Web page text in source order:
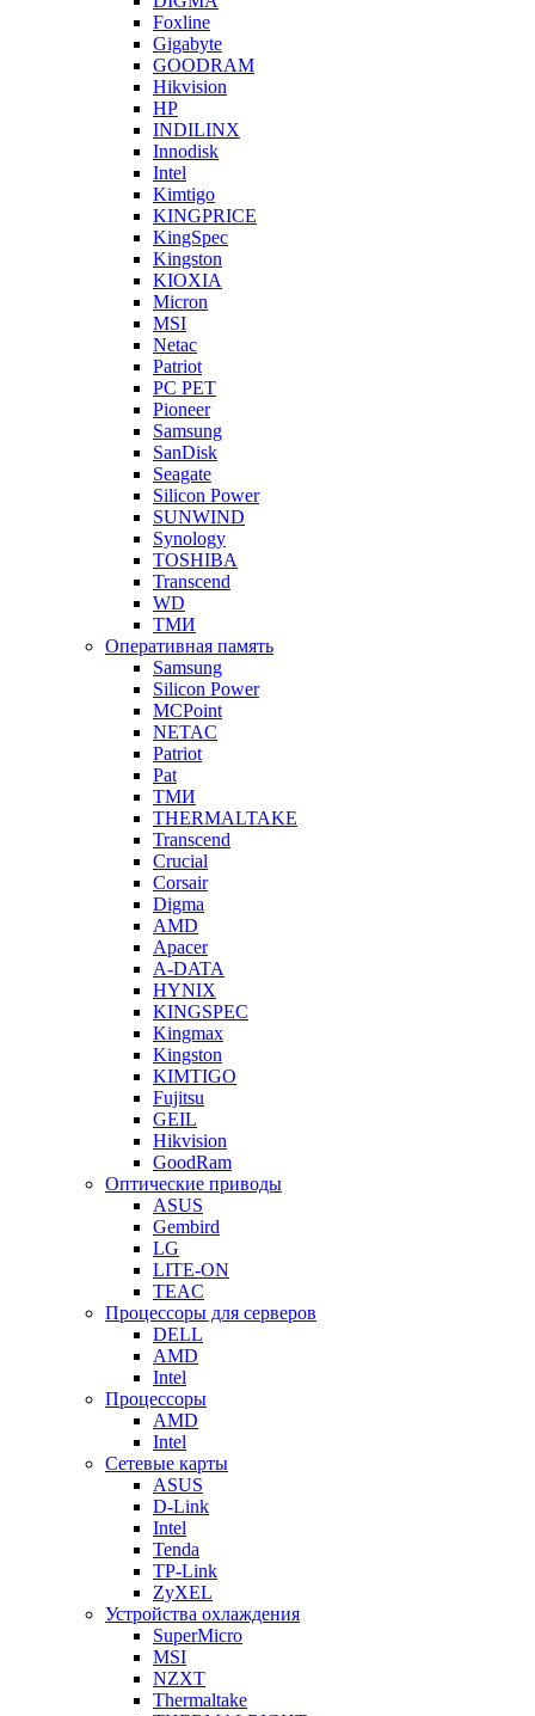
Foxline
Gigabyte
GOODRAM
Hikvision
HP
INDILINX
Innodisk
Intel
Kimtigo
KINGPRICE
KingSpec
Kingston
KIOXIA
Micron
MSI
Netac
Patriot
PC PET
Pioneer
Samsung
SanDisk
Seagate
Silicon Power
SUNWIND
Synology
TOSHIBA
Transcend
WD
ТМИ
Оперативная память
Samsung
Silicon Power
MCPoint
NETAC
Patriot
Pat
ТМИ
THERMALTAKE
Transcend
Crucial
Corsair
Digma
AMD
Apacer
A-DATA
HYNIX
KINGSPEC
Kingmax
Kingston
KIMTIGO
Fujitsu
GEIL
Hikvision
GoodRam
Оптические приводы
ASUS
Gembird
LG
LITE-ON
TEAC
Процессоры для серверов
DELL
AMD
Intel
Процессоры
AMD
Intel
Сетевые карты
ASUS
D-Link
Intel
Tenda
TP-Link
ZyXEL
Устройства охлаждения
SuperMicro
MSI
NZXT
Thermaltake